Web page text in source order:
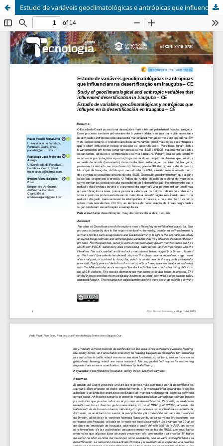
Estudo de variáveis geoclimatológicas e antrópicas que influenciam na desertificação em Irauçuba - CE